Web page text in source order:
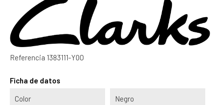
Referencia 1383111-Y0O
Ficha de datos
Color Negro